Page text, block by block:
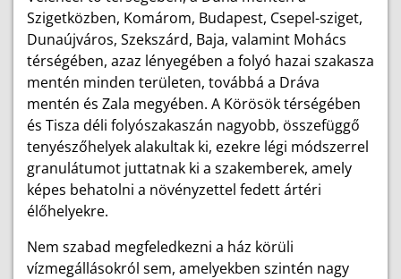
Szigetközben, Komárom, Budapest, Csepel-sziget,
Dunaújváros, Szekszárd, Baja, valamint Mohács
térségében, azaz lényegében a folyó hazai szakasza
mentén minden területen, továbbá a Dráva
mentén és Zala megyében. A Körösök térségében
és Tisza déli folyószakaszán nagyobb, összefüggő
tenyészőhelyek alakultak ki, ezekre légi módszerrel
granulátumot juttatnak ki a szakemberek, amely
képes behatolni a növényzettel fedett ártéri
élőhelyekre.
Nem szabad megfeledkezni a ház körüli
vízmegállásokról sem, amelyekben szintén nagy